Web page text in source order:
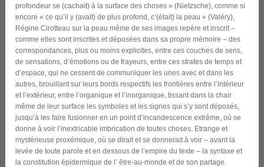
profondeur se (cachait) à la surface des choses » (Nietzsche), comme si
encore « ce qu’il y (avait) de plus profond, c’(était) la peau » (Valéry),
Régine Cirotteau sur la peau même de ses images repère et inscrit –
comme elles sont inscrites et déposées dans sa propre mémoire – des
correspondances, plus ou moins explicites, entre ces couches de sens,
de sensations, d’émotions ou de frayeurs, entre ces strates de temps et
d’espace, qui ne cessent de communiquer les unes avec et dans les
autres, brouillant sur leurs bords respectifs les frontières entre l’intérieur
et l’extérieur, entre l’organique et l’inorganique, tissant dans la chair
même de leur surface les symboles et les signes qui s’y sont déposés,
jusqu’à les faire fusionner en un point d’incandescence extrême, où se
donne à voir l’inextricable imbrication de toutes choses. Etrange et
mystérieuse proxémique, où se dirait et se donnerait à voir – avant la
levée de toute parole et en dessous de l’empire du texte – la syntaxe et
la constitution épidermique de l’ être-au-monde et de son partage.